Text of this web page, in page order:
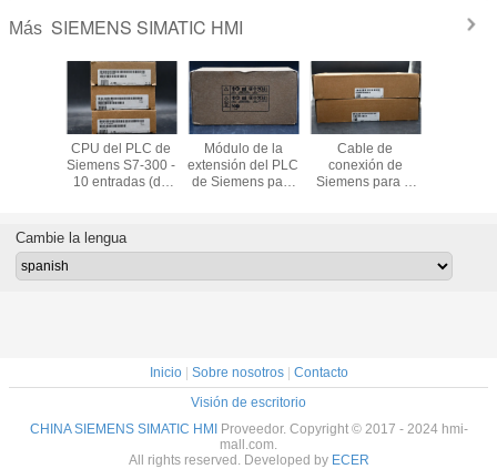
Más SIEMENS SIMATIC HMI
CPU del PLC de
Siemens S7-300 -
10 entradas (de
Digitaces, para el
SIMATIC S7-300,
Módulo de la
extensión del PLC
de Siemens para
Cable de
conexión de
Siemens para el
SIMATIC
Cambie la lengua
Inicio| Sobre nosotros| Contacto
Visión de escritorio
CHINA SIEMENS SIMATIC HMIProveedor. Copyright © 2017 - 2024 hmi-
mall.com.
All rights reserved. Developed by ECER